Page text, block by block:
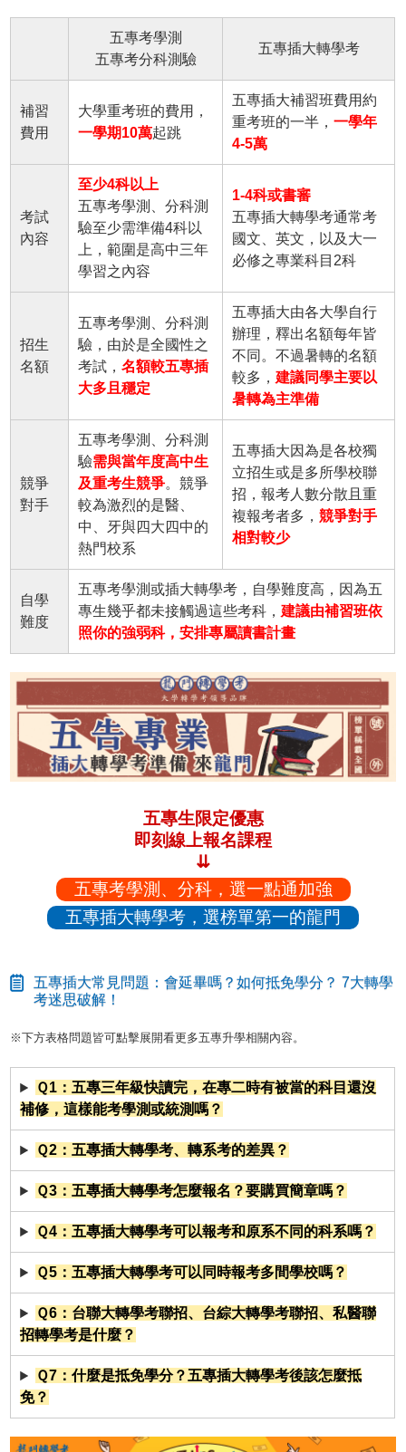
五專考學測
五專考分科測驗
五專插大轉學考
補習
費用
大學重考班的費用，
一學期10萬起跳
五專插大補習班費用約
重考班的一半，一學年
4-5萬
考試
內容
至少4科以上
五專考學測、分科測
驗至少需準備4科以
上，範圍是高中三年
學習之內容
1-4科或書審
五專插大轉學考通常考
國文、英文，以及大一
必修之專業科目2科
招生
名額
五專考學測、分科測
驗，由於是全國性之
考試，名額較五專插
大多且穩定
五專插大由各大學自行
辦理，釋出名額每年皆
不同。不過暑轉的名額
較多，建議同學主要以
暑轉為主準備
競爭
對手
五專考學測、分科測
驗需與當年度高中生
及重考生競爭。競爭
較為激烈的是醫、
中、牙與四大四中的
熱門校系
五專插大因為是各校獨
立招生或是多所學校聯
招，報考人數分散且重
複報考者多，競爭對手
相對較少
自學
難度
五專考學測或插大轉學考，自學難度高，因為五
專生幾乎都未接觸過這些考科，建議由補習班依
照你的強弱科，安排專屬讀書計畫
五專生限定優惠
即刻線上報名課程
⇊
五專考學測、分科，選一點通加強
五專插大轉學考，選榜單第一的龍門
五專插大常見問題：會延畢嗎？如何抵免學分？ 7大轉學
考迷思破解！
※下方表格問題皆可點擊展開看更多五專升學相關內容。
Ｑ1：五專三年級快讀完，在專二時有被當的科目還沒
補修，這樣能考學測或統測嗎？
Ｑ2：五專插大轉學考、轉系考的差異？
Ｑ3：五專插大轉學考怎麼報名？要購買簡章嗎？
Ｑ4：五專插大轉學考可以報考和原系不同的科系嗎？
Ｑ5：五專插大轉學考可以同時報考多間學校嗎？
Ｑ6：台聯大轉學考聯招、台綜大轉學考聯招、私醫聯
招轉學考是什麼？
Ｑ7：什麼是抵免學分？五專插大轉學考後該怎麼抵
免？